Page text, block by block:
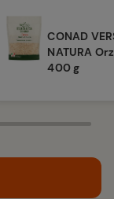
CONAD
NATURA
400 g